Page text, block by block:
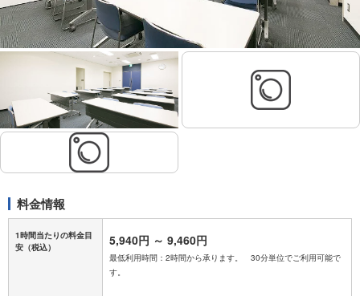
料金情報
1時間当たりの料金目
安 （税込） 5,940円 ～ 9,460円
最低利用時間：2時間から承ります。 30分単位でご利用可能で
す。